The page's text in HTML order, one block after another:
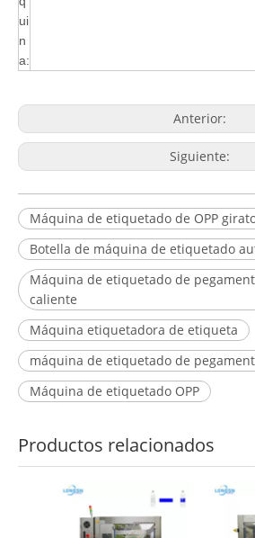
ui
n
a:
Anterior:
Siguiente:
Máquina de etiquetado de OPP
Botella de máquina de etiquetado
Máquina de etiquetado de
caliente
Máquina etiquetadora de etiqueta
máquina de etiquetado de
Máquina de etiquetado OPP
Productos relacionados